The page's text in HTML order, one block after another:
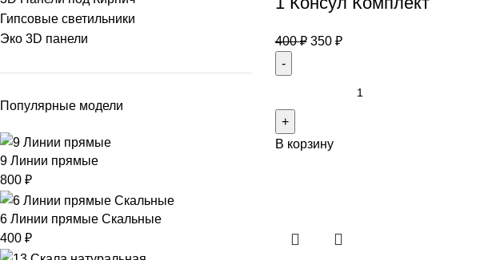
Гипсовые светильники
Эко 3D панели
Популярные модели
9 Линии прямые
800 ₽
6 Линии прямые Скальные
400 ₽
400₽ 350 ₽
В корзину